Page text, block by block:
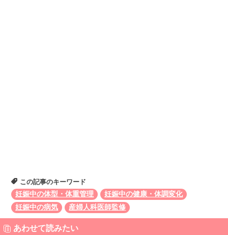
この記事のキーワード
妊娠中の体型・体重管理
妊娠中の健康・体調変化
妊娠中の病気
産婦人科医師監修
あわせて読みたい